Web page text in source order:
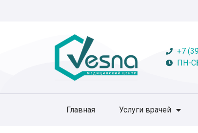
+7
ПН-
Главная Услуги врачей